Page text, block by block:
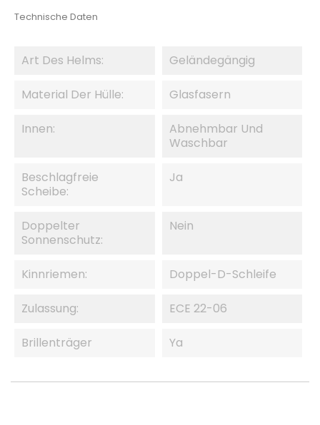
Technische Daten
Art Des Helms: Geländegängig
Material Der Hülle: Glasfasern
Innen:
Abnehmbar Und
Waschbar
Beschlagfreie
Scheibe:
Ja
Doppelter
Sonnenschutz:
Nein
Kinnriemen: Doppel-D-Schleife
Zulassung: ECE 22-06
Brillenträger Ya